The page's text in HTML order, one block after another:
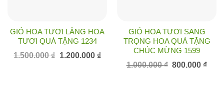
GIỎ HOA TƯƠI LẴNG HOA
TƯƠI QUÀ TẶNG 1234
1.500.000₫
Giá
gốc
1.200.000 ₫Giá
GIỎ HOA TƯƠI SANG
TRỌNG HOA QUÀ TẶNG
CHÚC MỪNG 1599
1.000.000₫ Giá
gốc
800.000 ₫Giá